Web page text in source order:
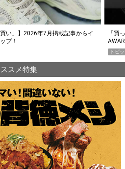
ホ5選【GoodsPress 2026上半期
薄着
PR
スメ特集